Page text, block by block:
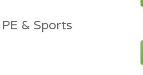
& Sports